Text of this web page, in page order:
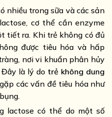
nhiều trong sữa và các sản
cơ thể cần enzyme
tiết ra. Khi trẻ không có đủ
được tiêu hóa và hấp
nơi vi khuẩn phân hủy
là lý do trẻ không dung
các vấn đề tiêu hóa như
lactose có thể do một số